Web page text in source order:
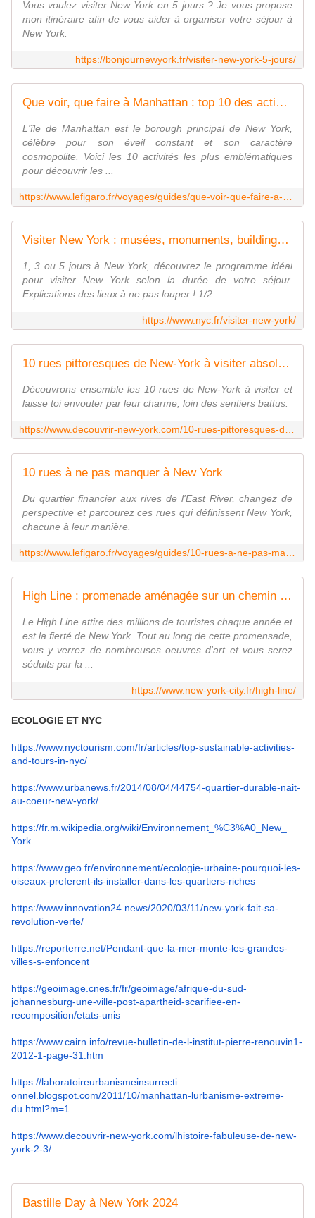
Vous voulez visiter New York en 5 jours ? Je vous propose
mon itinéraire afin de vous aider à organiser votre séjour à
New York.
https://bonjournewyork.fr/visiter-new-york-5-jours/
Que voir, que faire à Manhattan : top 10 des activités
L'île de Manhattan est le borough principal de New York,
célèbre pour son éveil constant et son caractère
cosmopolite. Voici les 10 activités les plus emblématiques
pour découvrir les ...
Visiter New York : musées, monuments, buildings et conseils
1, 3 ou 5 jours à New York, découvrez le programme idéal
pour visiter New York selon la durée de votre séjour.
Explications des lieux à ne pas louper ! 1/2
https://www.nyc.fr/visiter-new-york/
10 rues pittoresques de New-York à visiter absolument ! - Découvrir New-York
Découvrons ensemble les 10 rues de New-York à visiter et
laisse toi envouter par leur charme, loin des sentiers battus.
10 rues à ne pas manquer à New York
Du quartier financier aux rives de l'East River, changez de
perspective et parcourez ces rues qui définissent New York,
chacune à leur manière.
High Line : promenade aménagée sur un chemin de fer aérien
Le High Line attire des millions de touristes chaque année et
est la fierté de New York. Tout au long de cette promensade,
vous y verrez de nombreuses oeuvres d'art et vous serez
séduits par la ...
https://www.new-york-city.fr/high-line/
ECOLOGIE ET NYC
https://www.nyctourism.com/fr/articles/top-sustainable-activities-
and-tours-in-nyc/
https://www.urbanews.fr/2014/08/04/44754-quartier-durable-nait-
au-coeur-new-york/
https://fr.m.wikipedia.org/wiki/Environnement_%C3%A0_New_
York
https://www.geo.fr/environnement/ecologie-urbaine-pourquoi-les-
oiseaux-preferent-ils-installer-dans-les-quartiers-riches
https://www.innovation24.news/2020/03/11/new-york-fait-sa-
revolution-verte/
https://reporterre.net/Pendant-que-la-mer-monte-les-grandes-
villes-s-enfoncent
https://geoimage.cnes.fr/fr/geoimage/afrique-du-sud-
johannesburg-une-ville-post-apartheid-scarifiee-en-
recomposition/etats-unis
https://www.cairn.info/revue-bulletin-de-l-institut-pierre-renouvin1-
2012-1-page-31.htm
https://laboratoireurbanismeinsurrecti
onnel.blogspot.com/2011/10/manhattan-lurbanisme-extreme-
du.html?m=1
https://www.decouvrir-new-york.com/lhistoire-fabuleuse-de-new-
york-2-3/
Bastille Day à New York 2024